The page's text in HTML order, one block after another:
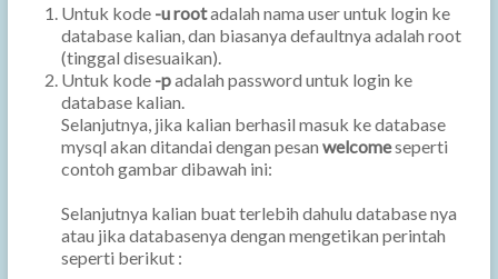
Untuk kode -u rootadalah nama user untuk login ke
database kalian, dan biasanya defaultnya adalah root
(tinggal disesuaikan).
Untuk kode -padalah password untuk login ke
database kalian.
Selanjutnya, jika kalian berhasil masuk ke database
mysql akan ditandai dengan pesan welcomeseperti
contoh gambar dibawah ini:
Selanjutnya kalian buat terlebih dahulu database nya
atau jika databasenya dengan mengetikan perintah
seperti berikut :